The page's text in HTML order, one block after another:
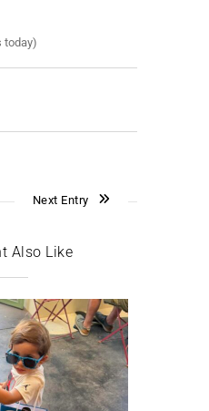
today)
Next Entry
Also Like